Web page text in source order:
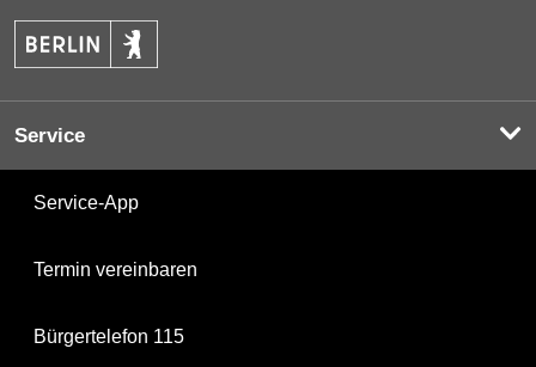
Service
Service-App
Termin vereinbaren
Bürgertelefon 115